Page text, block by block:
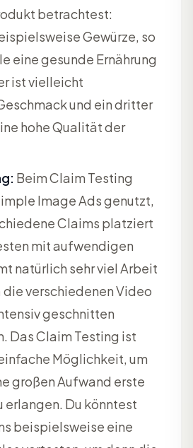
betrachtest:
Gewürze, so
eine gesunde Ernährung
ist vielleicht
und ein dritter
hohe Qualität der
Beim Claim Testing
Image Ads genutzt,
Claims platziert
mit aufwendigen
natürlich sehr viel Arbeit
die verschiedenen Video
geschnitten
Das Claim Testing ist
Möglichkeit, um
großen Aufwand erste
erlangen. Du könntest
beispielsweise eine